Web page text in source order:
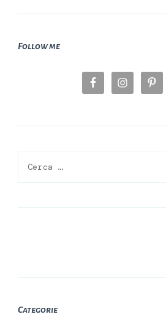
Follow me
Ricerca
Categorie